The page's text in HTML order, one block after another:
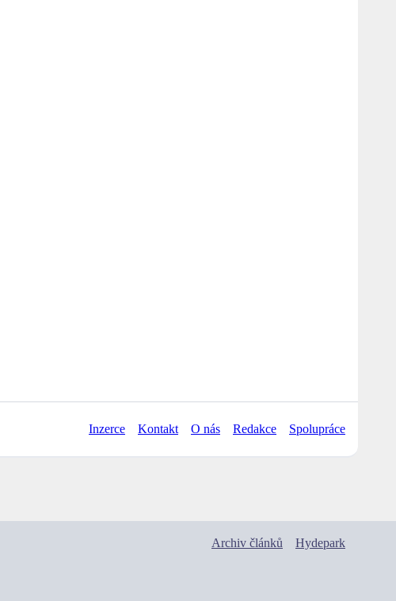
Inzerce Kontakt O nás Redakce Spolupráce
Archiv článků Hydepark